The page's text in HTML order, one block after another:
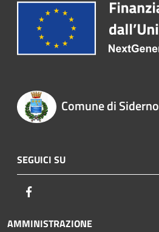
Comune di Siderno
SEGUICI SU
AMMINISTRAZIONE